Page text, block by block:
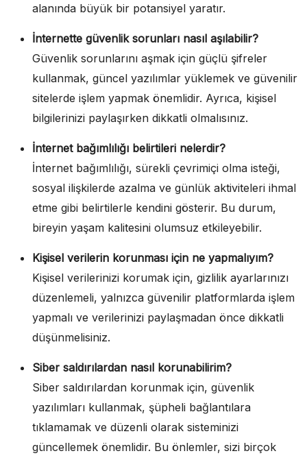
alanında büyük bir potansiyel yaratır.
İnternette güvenlik sorunları nasıl aşılabilir?
Güvenlik sorunlarını aşmak için güçlü şifreler
kullanmak, güncel yazılımlar yüklemek ve güvenilir
sitelerde işlem yapmak önemlidir. Ayrıca, kişisel
bilgilerinizi paylaşırken dikkatli olmalısınız.
İnternet bağımlılığı belirtileri nelerdir?
İnternet bağımlılığı, sürekli çevrimiçi olma isteği,
sosyal ilişkilerde azalma ve günlük aktiviteleri ihmal
etme gibi belirtilerle kendini gösterir. Bu durum,
bireyin yaşam kalitesini olumsuz etkileyebilir.
Kişisel verilerin korunması için ne yapmalıyım?
Kişisel verilerinizi korumak için, gizlilik ayarlarınızı
düzenlemeli, yalnızca güvenilir platformlarda işlem
yapmalı ve verilerinizi paylaşmadan önce dikkatli
düşünmelisiniz.
Siber saldırılardan nasıl korunabilirim?
Siber saldırılardan korunmak için, güvenlik
yazılımları kullanmak, şüpheli bağlantılara
tıklamamak ve düzenli olarak sisteminizi
güncellemek önemlidir. Bu önlemler, sizi birçok